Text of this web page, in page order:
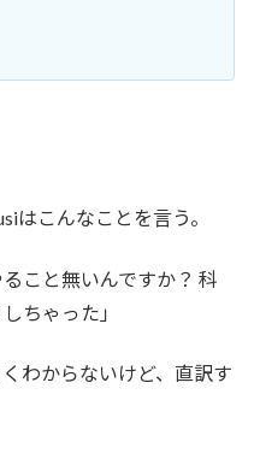
はこんなことを言う。
こと無いんですか？ 科
ちゃった」
わからないけど、直訳す